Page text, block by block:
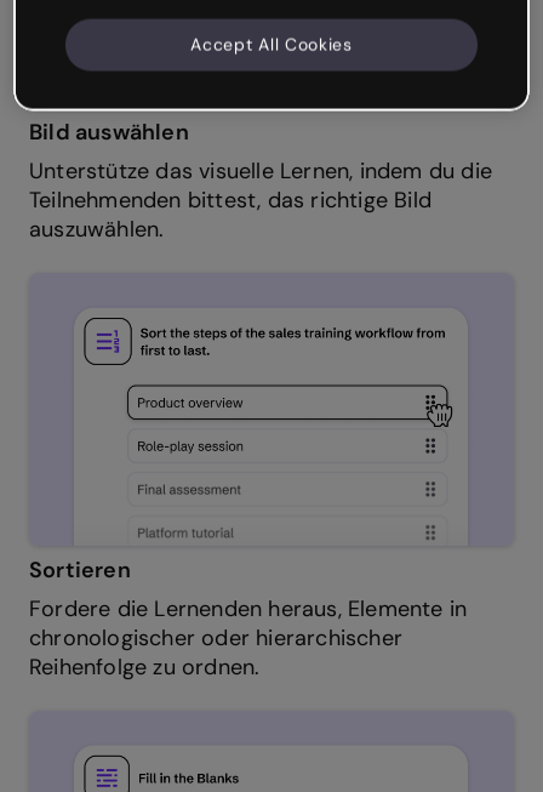
Bild auswählen
Unterstütze das visuelle Lernen, indem du die
Teilnehmenden bittest, das richtige Bild
auszuwählen.
Sortieren
Fordere die Lernenden heraus, Elemente in
chronologischer oder hierarchischer
Reihenfolge zu ordnen.
Accept All Cookies